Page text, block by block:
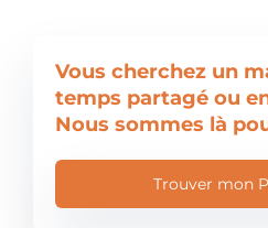
Vous cherchez un
temps partagé ou
Nous sommes là
Trouver mon